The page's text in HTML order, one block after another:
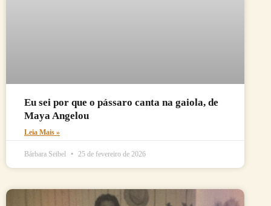
Eu sei por que o pássaro canta na gaiola, de
Maya Angelou
Leia Mais »
Bárbara Seibel 25 de fevereiro de 2026